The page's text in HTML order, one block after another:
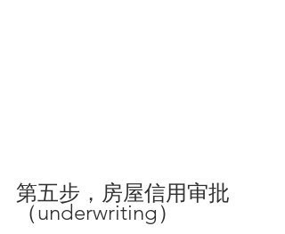
第五步，房屋信用审批
（underwriting）